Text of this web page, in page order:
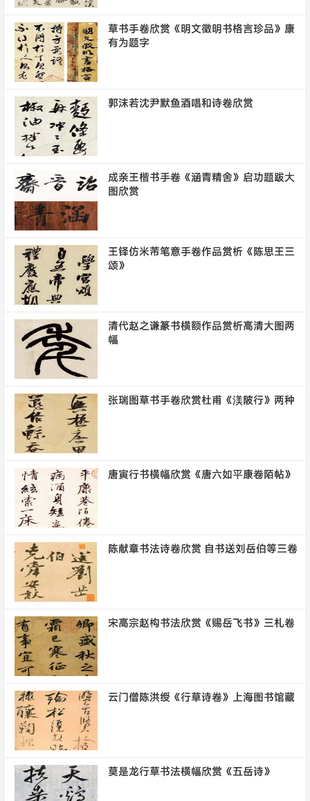
草书手卷欣赏《明文徵明书格言珍品》康
有为题字
郭沫若沈尹默鱼酒唱和诗卷欣赏
成亲王楷书手卷《涵青精舍》启功题跋大
图欣赏
王铎仿米芾笔意手卷作品赏析《陈思王三
颂》
清代赵之谦篆书横额作品赏析高清大图两
幅
张瑞图草书手卷欣赏杜甫《渼陂行》两种
唐寅行书横幅欣赏《唐六如平康卷陌帖》
陈献章书法诗卷欣赏 自书送刘岳伯等三卷
宋高宗赵构书法欣赏《赐岳飞书》三札卷
云门僧陈洪绶《行草诗卷》上海图书馆藏
莫是龙行草书法横幅欣赏《五岳诗》